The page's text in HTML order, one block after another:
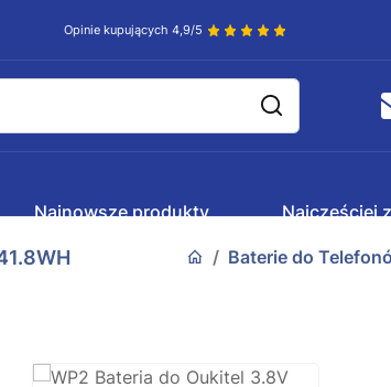
Opinie kupujących 4,9/5
Najnowsze produkty Najczęściej
Baterie do